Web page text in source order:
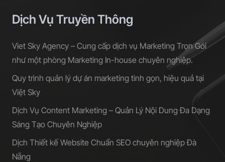
Dịch Vụ Truyền Thông
Viet Sky Agency – Cung cấp dịch vụ Marketing Trọn Gói
như một phòng Marketing In-house chuyên nghiệp.
Quy trình quản lý dự án marketing tinh gọn, hiệu quả tại
Việt Sky
Dịch Vụ Content Marketing – Quản Lý Nội Dung Đa Dạng
Sáng Tạo Chuyên Nghiệp
Dịch Thiết kế Website Chuẩn SEO chuyên nghiệp Đà
Nẵng